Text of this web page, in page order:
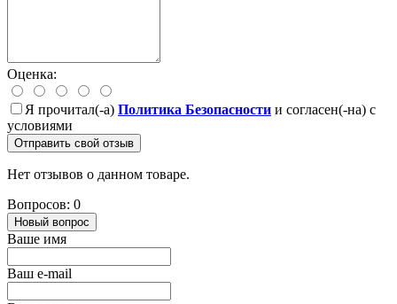
Оценка:
Я прочитал(-а) Политика Безопасности и согласен(-на) с
условиями
Отправить свой отзыв
Нет отзывов о данном товаре.
Вопросов: 0
Новый вопрос
Ваше имя
Ваш e-mail